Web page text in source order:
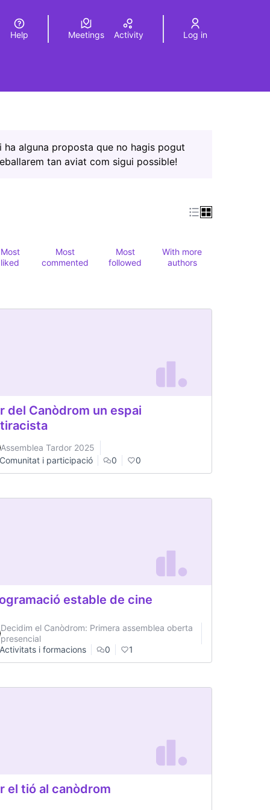
Elegir el idiomaChoose language
Help Meetings Activity Log in
alguna proposta que no hagis pogut
tan aviat com sigui possible!
Most
liked
Most
commented
Most
followed
With more
authors
del Canòdrom un espai
Assemblea Tardor 2025
Comunitat i participació
0 0
estable de cine
Decidim el Canòdrom: Primera assemblea oberta
presencial
Activitats i formacions
0 1
el tió al canòdrom